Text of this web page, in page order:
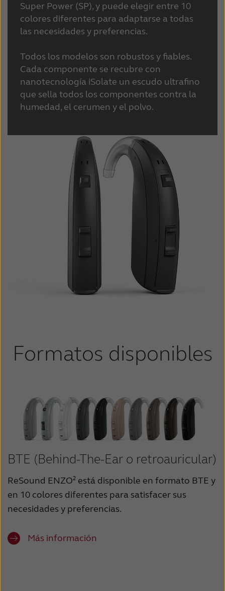
Super Power (SP), y puede elegir entre 10
colores diferentes para adaptarse a todas
las necesidades y preferencias.
Todos los modelos son robustos y fiables.
Cada componente se recubre con
nanotecnología iSolate un escudo ultrafino
que sella todos los componentes contra la
humedad, el cerumen y el polvo.
Formatos disponibles
BTE (Behind-The-Ear o retroauricular)
ReSound ENZO² está disponible en formato BTE y
en 10 colores diferentes para satisfacer sus
necesidades y preferencias.
Más información